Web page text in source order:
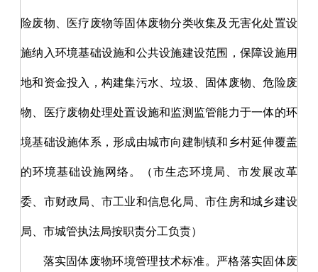
险废物、医疗废物等固体废物分类收集及无害化处置设
施纳入环境基础设施和公共设施建设范围，保障设施用
地和资金投入，构建集污水、垃圾、固体废物、危险废
物、医疗废物处理处置设施和监测监管能力于一体的环
境基础设施体系，形成由城市向建制镇和乡村延伸覆盖
的环境基础设施网络。（市生态环境局、市发展改革
委、市财政局、市工业和信息化局、市住房和城乡建设
局、市城管执法局按职责分工负责）
落实固体废物环境管理技术标准。严格落实固体废